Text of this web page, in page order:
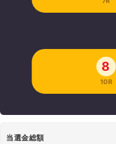
8
10R
当選金総額